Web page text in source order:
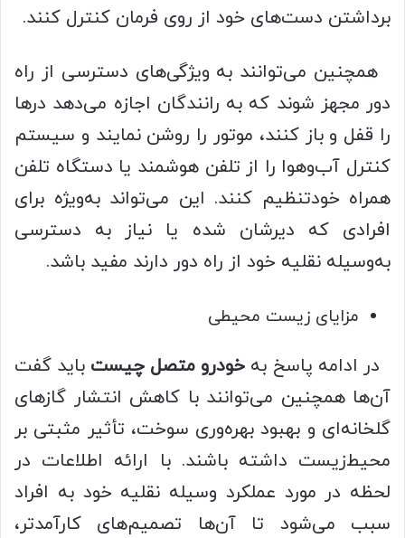
برداشتن دست‌های خود از روی فرمان کنترل کنند.
همچنین می‌توانند به ویژگی‌های دسترسی از راه
دور مجهز شوند که به رانندگان اجازه می‌دهد درها
را قفل و باز کنند، موتور را روشن نمایند و سیستم
کنترل آب‌وهوا را از تلفن هوشمند یا دستگاه تلفن
همراه خودتنظیم کنند. این می‌تواند به‌ویژه برای
افرادی که دیرشان شده یا نیاز به دسترسی
به‌وسیله نقلیه خود از راه دور دارند مفید باشد.
مزایای زیست‌ محیطی
در ادامه پاسخ به خودرو متصل چیست باید گفت
آن‌ها همچنین می‌توانند با کاهش انتشار گازهای
گلخانه‌ای و بهبود بهره‌وری سوخت، تأثیر مثبتی بر
محیط‌زیست داشته باشند. با ارائه اطلاعات در
لحظه در مورد عملکرد وسیله نقلیه خود به افراد
سبب می‌شود تا آن‌ها تصمیم‌های کارآمدتر،